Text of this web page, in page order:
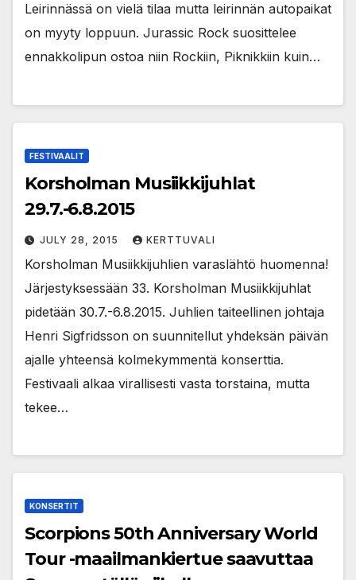
Leirinnässä on vielä tilaa mutta leirinnän autopaikat
on myyty loppuun. Jurassic Rock suosittelee
ennakkolipun ostoa niin Rockiin, Piknikkiin kuin…
FESTIVAALIT
Korsholman Musiikkijuhlat
29.7.-6.8.2015
JULY 28, 2015 KERTTUVALI
Korsholman Musiikkijuhlien varaslähtö huomenna!
Järjestyksessään 33. Korsholman Musiikkijuhlat
pidetään 30.7.-6.8.2015. Juhlien taiteellinen johtaja
Henri Sigfridsson on suunnitellut yhdeksän päivän
ajalle yhteensä kolmekymmentä konserttia.
Festivaali alkaa virallisesti vasta torstaina, mutta
tekee…
KONSERTIT
Scorpions 50th Anniversary World
Tour -maailmankiertue saavuttaa